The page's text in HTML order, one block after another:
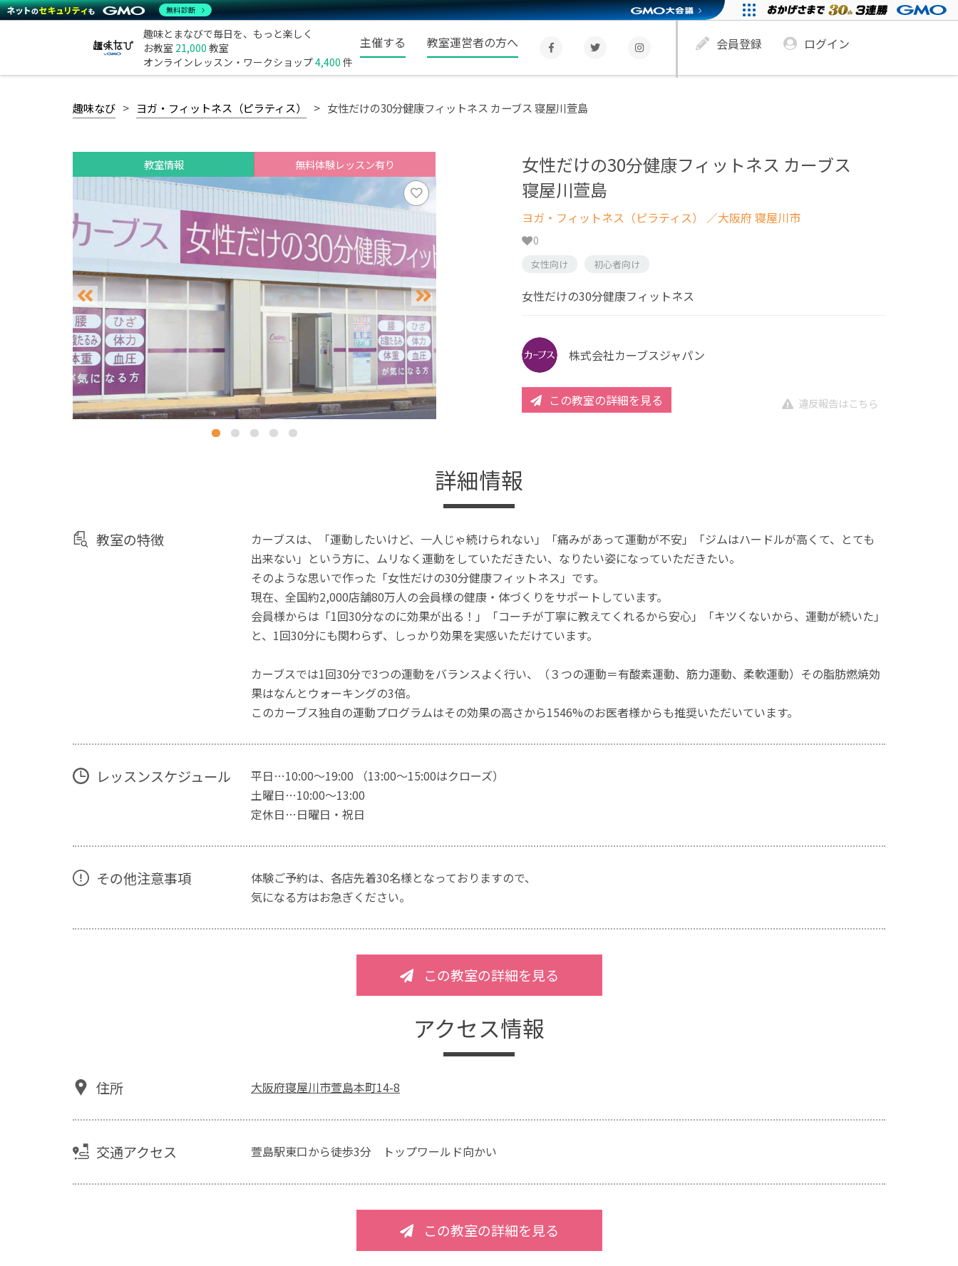
趣味とまなびで毎日を、もっと楽しく
お教室 21,000 教室
オンラインレッスン・ワークショップ4,400 件
主催する 教室運営者の方へ 会員登録 ログイン
趣味なび ヨガ・フィットネス（ピラティス） 女性だけの30分健康フィットネス カーブス 寝屋川萱島
教室情報 無料体験レッスン有り
女性だけの30分健康フィットネス カーブス
寝屋川萱島
ヨガ・フィットネス（ピラティス） ／大阪府 寝屋川市
0
女性向け 初心者向け
女性だけの30分健康フィットネス
株式会社カーブスジャパン
この教室の詳細を見る 違反報告はこちら
詳細情報
教室の特徴
カーブスは、「運動したいけど、一人じゃ続けられない」「痛みがあって運動が不安」「ジムはハードルが高くて、とても
出来ない」という方に、ムリなく運動をしていただきたい、なりたい姿になっていただきたい。
そのような思いで作った「女性だけの30分健康フィットネス」です。
現在、全国約2,000店舗80万人の会員様の健康・体づくりをサポートしています。
会員様からは「1回30分なのに効果が出る！」「コーチが丁寧に教えてくれるから安心」「キツくないから、運動が続いた」
と、1回30分にも関わらず、しっかり効果を実感いただけています。
カーブスでは1回30分で3つの運動をバランスよく行い、（３つの運動＝有酸素運動、筋力運動、柔軟運動）その脂肪燃焼効
果はなんとウォーキングの3倍。
このカーブス独自の運動プログラムはその効果の高さから1546%のお医者様からも推奨いただいています。
レッスンスケジュール
平日…10:00～19:00 （13:00～15:00はクローズ）
土曜日…10:00～13:00
定休日…日曜日・祝日
その他注意事項
体験ご予約は、各店先着30名様となっておりますので、
気になる方はお急ぎください。
この教室の詳細を見る
アクセス情報
住所 大阪府寝屋川市萱島本町14-8
交通アクセス 萱島駅東口から徒歩3分 トップワールド向かい
この教室の詳細を見る
無料診断